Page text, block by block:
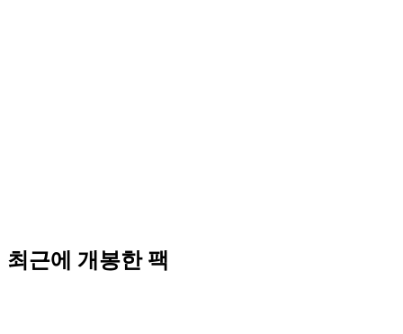
최근에 개봉한 팩